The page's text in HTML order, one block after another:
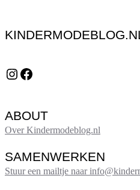
Instagram Facebook
ABOUT
Over Kindermodeblog.nl
SAMENWERKEN
Stuur een mailtje naar